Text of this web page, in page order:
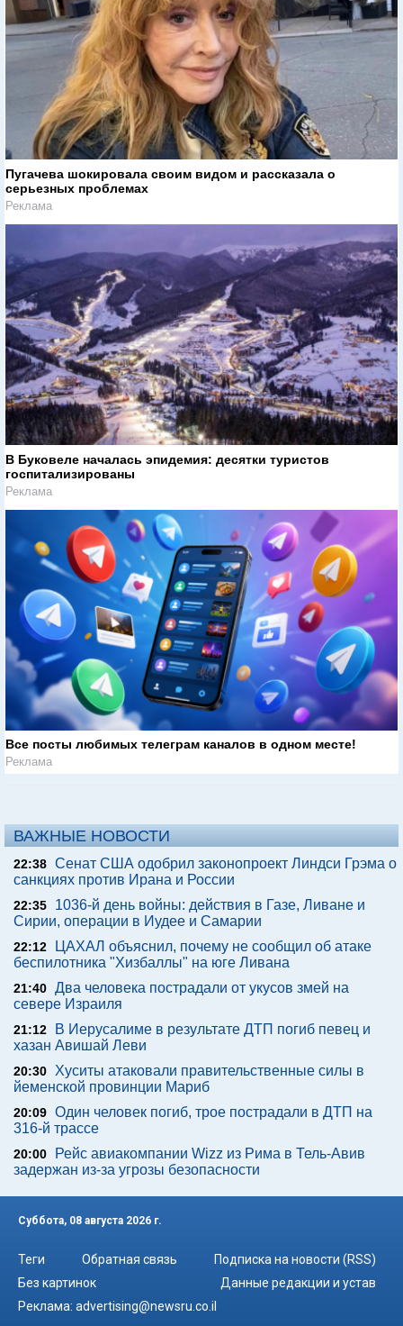
Пугачева шокировала своим видом и рассказала о
серьезных проблемах
Реклама
В Буковеле началась эпидемия: десятки туристов
госпитализированы
Реклама
Все посты любимых телеграм каналов в одном месте!
Реклама
ВАЖНЫЕ НОВОСТИ
22:38 Сенат США одобрил законопроект Линдси Грэма о
санкциях против Ирана и России
22:35
1036-й день войны: действия в Газе, Ливане и
Сирии, операции в Иудее и Самарии
22:12
ЦАХАЛ объяснил, почему не сообщил об атаке
беспилотника "Хизбаллы" на юге Ливана
21:40 Два человека пострадали от укусов змей на
севере Израиля
21:12
В Иерусалиме в результате ДТП погиб певец и
хазан Авишай Леви
20:30 Хуситы атаковали правительственные силы в
йеменской провинции Мариб
20:09 Один человек погиб, трое пострадали в ДТП на
316-й трассе
20:00
Рейс авиакомпании Wizz из Рима в Тель-Авив
задержан из-за угрозы безопасности
Суббота, 08 августа 2026 г.
Теги Обратная связь
Подписка на новости (RSS)
Без картинок
Данные редакции и устав
Реклама: advertising@newsru.co.il